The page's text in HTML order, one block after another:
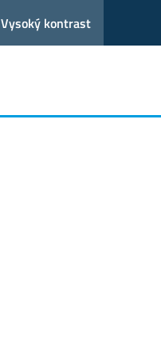
Vysoký kontrast